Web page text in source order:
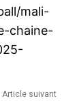
mali-
chaine-
Article suivant